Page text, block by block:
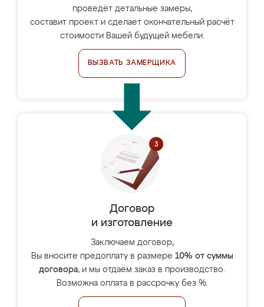
проведёт детальные замеры,
составит проект и сделает окончательный расчёт
стоимости Вашей будущей мебели.
ВЫЗВАТЬ ЗАМЕРЩИКА
Договор
и изготовление
Заключаем договор,
Вы вносите предоплату в размере 10% от суммы
договора, и мы отдаём заказ в производство.
Возможна оплата в рассрочку без %.